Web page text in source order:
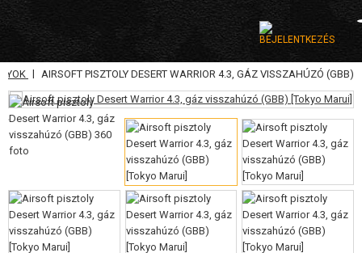
KATEGÓRIA
AIRSOFT FEGYVEREK
LÉGFEGYVEREK, CSÚZLIK
GRÁNÁTVETŐK, GRÁNÁTOK
LÖVEDÉK, GÁZ
| AIRSOFT PISZTOLY DESERT WARRIOR 4.3, GÁZ VISSZAHÚZÓ (GBB)